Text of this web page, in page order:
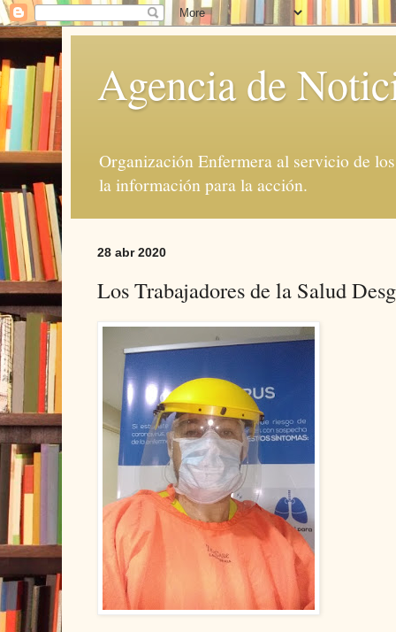
Agencia de
Organización Enfermera al servicio de
la información para la acción.
28 abr 2020
Los Trabajadores de la Salud